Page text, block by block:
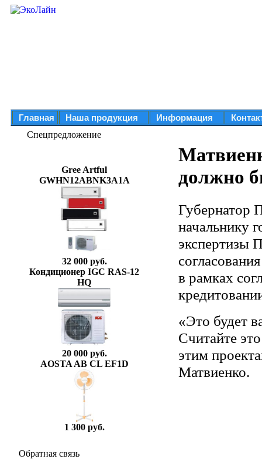
Главная Наша продукция Информация
Спецпредложение
Gree Artful
GWHN12ABNK3A1A
32 000 руб.
Кондиционер IGC RAS-12
HQ
20 000 руб.
AOSTA AB CL EF1D
1 300 руб.
Обратная связь
должно
Губернатор
начальнику
экспертизы
в рамках
«Это будет
Считайте
этим
Матвиенко.